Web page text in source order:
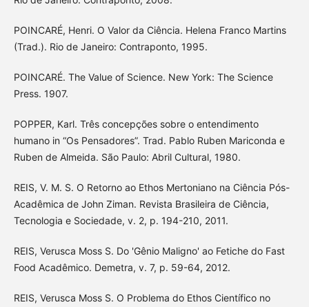
POINCARÉ, Henri. O Valor da Ciência. Helena Franco Martins
(Trad.). Rio de Janeiro: Contraponto, 1995.
POINCARÉ. The Value of Science. New York: The Science
Press. 1907.
POPPER, Karl. Três concepções sobre o entendimento
humano in “Os Pensadores”. Trad. Pablo Ruben Mariconda e
Ruben de Almeida. São Paulo: Abril Cultural, 1980.
REIS, V. M. S. O Retorno ao Ethos Mertoniano na Ciência Pós-
Acadêmica de John Ziman. Revista Brasileira de Ciência,
Tecnologia e Sociedade, v. 2, p. 194-210, 2011.
REIS, Verusca Moss S. Do 'Gênio Maligno' ao Fetiche do Fast
Food Acadêmico. Demetra, v. 7, p. 59-64, 2012.
REIS, Verusca Moss S. O Problema do Ethos Científico no